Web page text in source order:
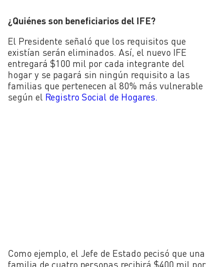
¿Quiénes son beneficiarios del IFE?
El Presidente señaló que los requisitos que
existían serán eliminados. Así, el nuevo IFE
entregará $100 mil por cada integrante del
hogar y se pagará sin ningún requisito a las
familias que pertenecen al 80% más vulnerable
según el Registro Social de Hogares.
Como ejemplo, el Jefe de Estado pecisó que una
familia de cuatro personas recibirá $400 mil por